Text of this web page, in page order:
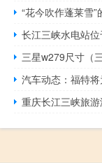
“花今吹作蓬莱雪”
长江三峡水电站
三星w279尺寸（
汽车动态：福特
重庆长江三峡旅